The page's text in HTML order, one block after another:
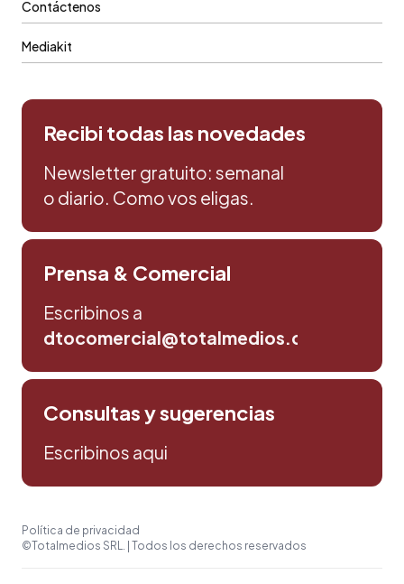
Contáctenos
Mediakit
Recibi todas las novedades
Newsletter gratuito: semanal
o diario. Como vos eligas.
Prensa & Comercial
Escribinos a
dtocomercial@totalmedios.com
Consultas y sugerencias
Escribinos aqui
Política de privacidad
©Totalmedios SRL. | Todos los derechos reservados